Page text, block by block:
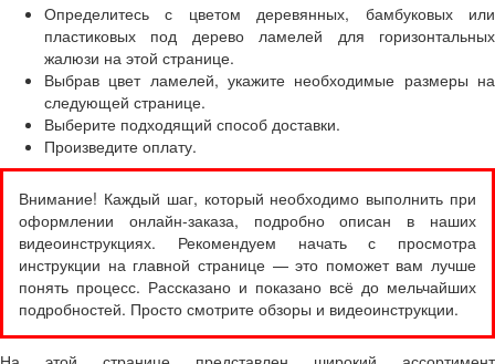
Определитесь с цветом деревянных, бамбуковых или
пластиковых под дерево ламелей для горизонтальных
жалюзи на этой странице.
Выбрав цвет ламелей, укажите необходимые размеры на
следующей странице.
Выберите подходящий способ доставки.
Произведите оплату.
Внимание! Каждый шаг, который необходимо выполнить при
оформлении онлайн-заказа, подробно описан в наших
видеоинструкциях. Рекомендуем начать с просмотра
инструкции на главной странице — это поможет вам лучше
понять процесс. Рассказано и показано всё до мельчайших
подробностей. Просто смотрите обзоры и видеоинструкции.